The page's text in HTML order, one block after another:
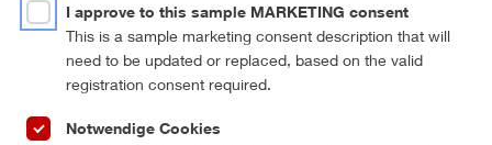
Passwort vergessen?
Einloggen
I approve to this sample MARKETING consent
This is a sample marketing consent description that will
need to be updated or replaced, based on the valid
registration consent required.
Notwendige Cookies